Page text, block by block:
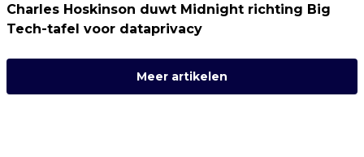
Charles Hoskinson duwt Midnight richting Big
Tech-tafel voor dataprivacy
Meer artikelen